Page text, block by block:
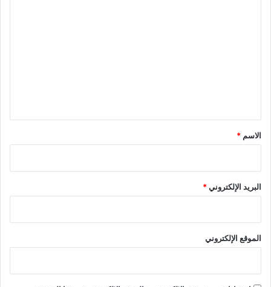
*
الاسم *
البريد الإلكتروني*
الموقع الإلكتروني